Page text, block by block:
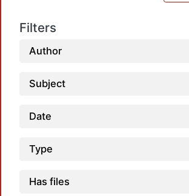
Filters
Author
Subject
Date
Type
Has files